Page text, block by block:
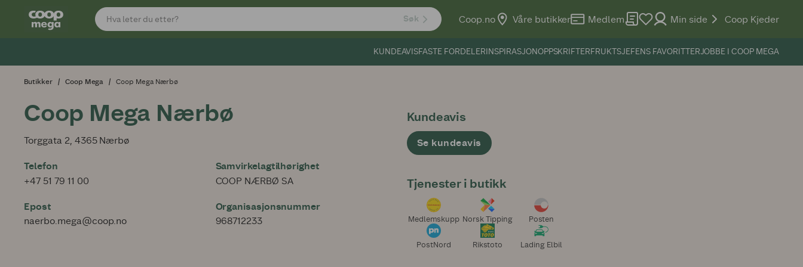
Søk Coop.no Våre butikker Medlem Min side Coop Kjeder
KUNDEAVISFASTE FORDELERINSPIRASJONOPPSKRIFTERFRUKTSJEFENS FAVORITTERJOBBE I COOP MEGA
Butikker Coop Mega Coop Mega Nærbø
Coop Mega Nærbø
Torggata 2, 4365 Nærbø
Telefon
+47 51 79 11 00
Epost
naerbo.mega@coop.no
Samvirkelagtilhørighet
COOP NÆRBØ SA
Organisasjonsnummer
968712233
Kundeavis
Se kundeavis
Tjenester i butikk
Medlemskupp Norsk Tipping Posten
PostNord Rikstoto Lading Elbil